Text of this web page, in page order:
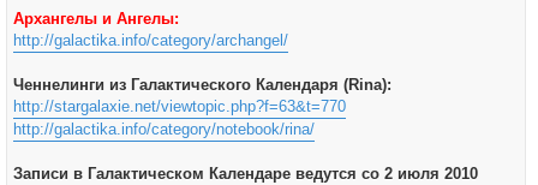
Архангелы и Ангелы:
http://galactika.info/category/archangel/
Ченнелинги из Галактического Календаря (Rina):
http://stargalaxie.net/viewtopic.php?f=63&t=770
http://galactika.info/category/notebook/rina/
Записи в Галактическом Календаре ведутся со 2 июля 2010